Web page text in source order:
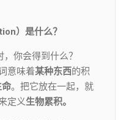
）是什么？
你会得到什么？
意味着某种东西的积
命。把它放在一起，就
定义生物累积。